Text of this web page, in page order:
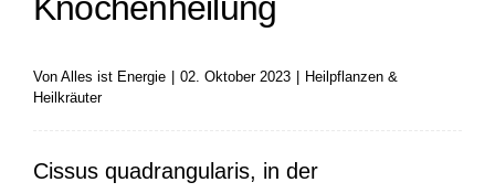
Von Alles ist Energie 02. Oktober 2023
Heilpflanzen &
Heilkräuter
Cissus quadrangularis, in der